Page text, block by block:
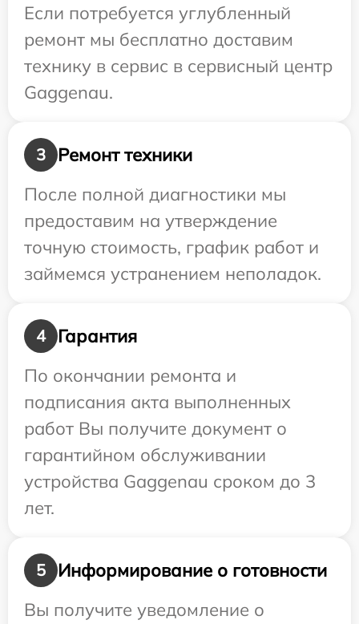
Если потребуется углубленный
ремонт мы бесплатно доставим
технику в сервис в сервисный центр
Gaggenau.
3
Ремонт техники
После полной диагностики мы
предоставим на утверждение
точную стоимость, график работ и
займемся устранением неполадок.
4
Гарантия
По окончании ремонта и
подписания акта выполненных
работ Вы получите документ о
гарантийном обслуживании
устройства Gaggenau сроком до 3
лет.
5
Информирование о готовности
Вы получите уведомление о